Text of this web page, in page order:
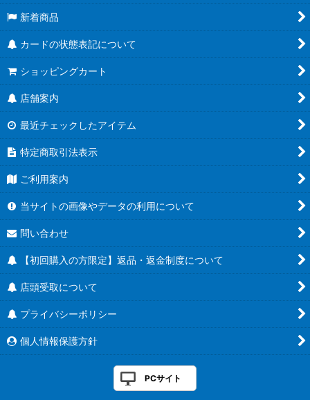
新着商品
カードの状態表記について
ショッピングカート
店舗案内
最近チェックしたアイテム
特定商取引法表示
ご利用案内
当サイトの画像やデータの利用について
問い合わせ
【初回購入の方限定】返品・返金制度について
店頭受取について
プライバシーポリシー
個人情報保護方針
PCサイト